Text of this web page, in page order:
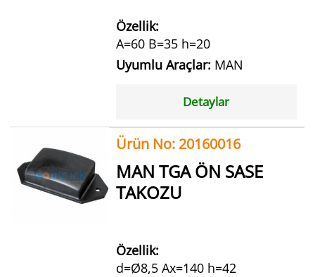
Özellik:
A=60 B=35 h=20
Uyumlu Araçlar: MAN
Detaylar
Ürün No: 20160016
MAN TGA ÖN SASE
TAKOZU
Özellik:
d=Ø8,5 Ax=140 h=42